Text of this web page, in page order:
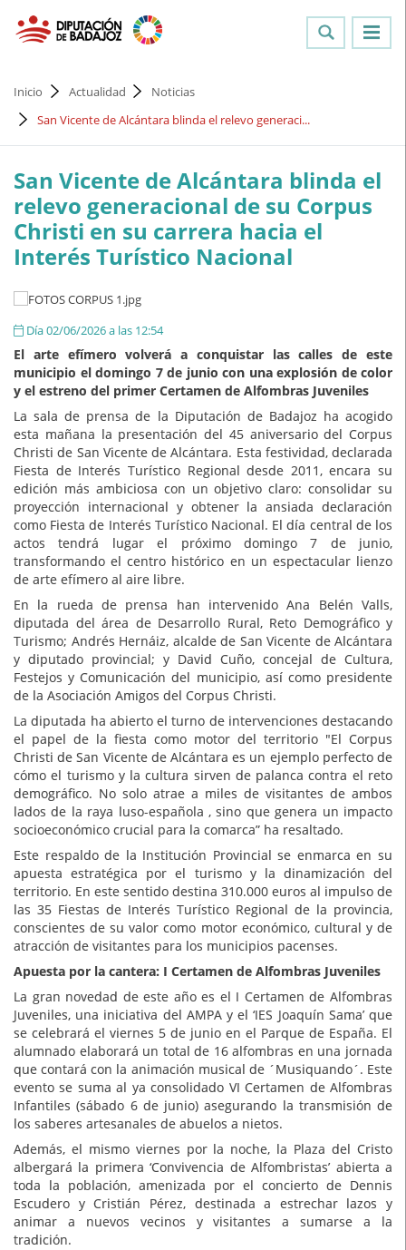
Inicio Actualidad
Noticias
San Vicente de Alcántara blinda el relevo generaci...
San Vicente de Alcántara blinda el
relevo generacional de su Corpus
Christi en su carrera hacia el
Interés Turístico Nacional
Día 02/06/2026 a las 12:54
El arte efímero volverá a conquistar las calles de este
municipio el domingo 7 de junio con una explosión de color
y el estreno del primer Certamen de Alfombras Juveniles
La sala de prensa de la Diputación de Badajoz ha acogido
esta mañana la presentación del 45 aniversario del Corpus
Christi de San Vicente de Alcántara. Esta festividad, declarada
Fiesta de Interés Turístico Regional desde 2011, encara su
edición más ambiciosa con un objetivo claro: consolidar su
proyección internacional y obtener la ansiada declaración
como Fiesta de Interés Turístico Nacional. El día central de los
actos tendrá lugar el próximo domingo 7 de junio,
transformando el centro histórico en un espectacular lienzo
de arte efímero al aire libre.
En la rueda de prensa han intervenido Ana Belén Valls,
diputada del área de Desarrollo Rural, Reto Demográfico y
Turismo; Andrés Hernáiz, alcalde de San Vicente de Alcántara
y diputado provincial; y David Cuño, concejal de Cultura,
Festejos y Comunicación del municipio, así como presidente
de la Asociación Amigos del Corpus Christi.
La diputada ha abierto el turno de intervenciones destacando
el papel de la fiesta como motor del territorio "El Corpus
Christi de San Vicente de Alcántara es un ejemplo perfecto de
cómo el turismo y la cultura sirven de palanca contra el reto
demográfico. No solo atrae a miles de visitantes de ambos
lados de la raya luso-española , sino que genera un impacto
socioeconómico crucial para la comarca” ha resaltado.
Este respaldo de la Institución Provincial se enmarca en su
apuesta estratégica por el turismo y la dinamización del
territorio. En este sentido destina 310.000 euros al impulso de
las 35 Fiestas de Interés Turístico Regional de la provincia,
conscientes de su valor como motor económico, cultural y de
atracción de visitantes para los municipios pacenses.
Apuesta por la cantera: I Certamen de Alfombras Juveniles
La gran novedad de este año es el I Certamen de Alfombras
Juveniles, una iniciativa del AMPA y el ‘IES Joaquín Sama’ que
se celebrará el viernes 5 de junio en el Parque de España. El
alumnado elaborará un total de 16 alfombras en una jornada
que contará con la animación musical de ´Musiquando´. Este
evento se suma al ya consolidado VI Certamen de Alfombras
Infantiles (sábado 6 de junio) asegurando la transmisión de
los saberes artesanales de abuelos a nietos.
Además, el mismo viernes por la noche, la Plaza del Cristo
albergará la primera ‘Convivencia de Alfombristas’ abierta a
toda la población, amenizada por el concierto de Dennis
Escudero y Cristián Pérez, destinada a estrechar lazos y
animar a nuevos vecinos y visitantes a sumarse a la
tradición.